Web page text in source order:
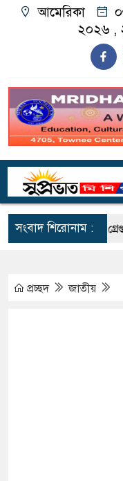
আমেরিকা
২০২৬ ,
সংবাদ শিরোনাম :
ও চুরি : গ্রেপ্তার সাবেক
প্রচ্ছদ জাতীয়